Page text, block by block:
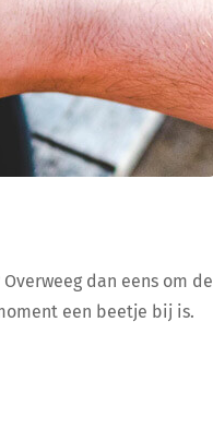
dan eens om de
een beetje bij is.